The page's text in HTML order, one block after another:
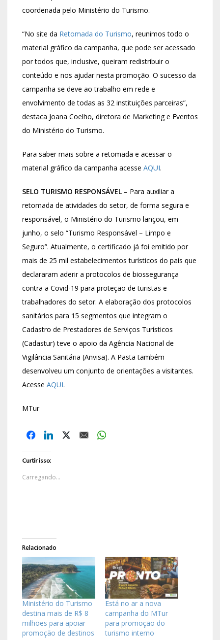
coordenada pelo Ministério do Turismo.
“No site da Retomada do Turismo, reunimos todo o
material gráfico da campanha, que pode ser acessado
por todos que, inclusive, queiram redistribuir o
conteúdo e nos ajudar nesta promoção. O sucesso da
campanha se deve ao trabalho em rede e
envolvimento de todas as 32 instituições parceiras”,
destaca Joana Coelho, diretora de Marketing e Eventos
do Ministério do Turismo.
Para saber mais sobre a retomada e acessar o
material gráfico da campanha acesse AQUI.
SELO TURISMO RESPONSÁVEL – Para auxiliar a
retomada de atividades do setor, de forma segura e
responsável, o Ministério do Turismo lançou, em
junho, o selo “Turismo Responsável – Limpo e
Seguro”. Atualmente, o certificado já foi emitido por
mais de 25 mil estabelecimentos turísticos do país que
declararam aderir a protocolos de biossegurança
contra a Covid-19 para proteção de turistas e
trabalhadores do setor. A elaboração dos protocolos
sanitários para 15 segmentos que integram o
Cadastro de Prestadores de Serviços Turísticos
(Cadastur) teve o apoio da Agência Nacional de
Vigilância Sanitária (Anvisa). A Pasta também
desenvolveu um conjunto de orientações a visitantes.
Acesse AQUI.
MTur
Curtir isso:
Carregando...
Relacionado
Ministério do Turismo
destina mais de R$ 8
milhões para apoiar
promoção de destinos
Está no ar a nova
campanha do MTur
para promoção do
turismo interno